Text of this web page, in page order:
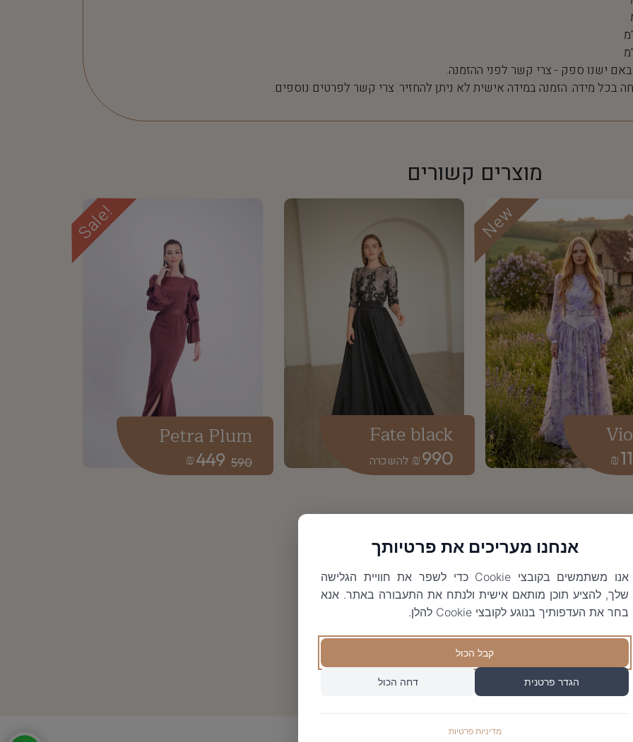
באם ישנו ספק - צרי קשר לפני ההזמנה.
בכל מידה. הזמנה במידה אישית לא ניתן להחזיר. צרי קשר לפרטים נוספים.
מוצרים קשורים
New
₪
990
₪
Fate black
Sale!
590
449
₪
Petra Plum
אנחנו מעריכים את פרטיותך
אנו משתמשים בקובצי Cookie כדי לשפר את חוויית הגלישה
שלך, להציע תוכן מותאם אישית ולנתח את התעבורה באתר. אנא
בחר את העדפותיך בנוגע לקובצי Cookie להלן.
קבל הכול
הגדר פרטנית דחה הכול
מדיניות פרטיות